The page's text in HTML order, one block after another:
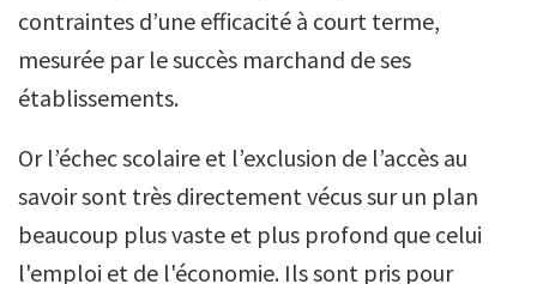
contraintes d’une efficacité à court terme,
mesurée par le succès marchand de ses
établissements.
Or l’échec scolaire et l’exclusion de l’accès au
savoir sont très directement vécus sur un plan
beaucoup plus vaste et plus profond que celui
l'emploi et de l'économie. Ils sont pris pour